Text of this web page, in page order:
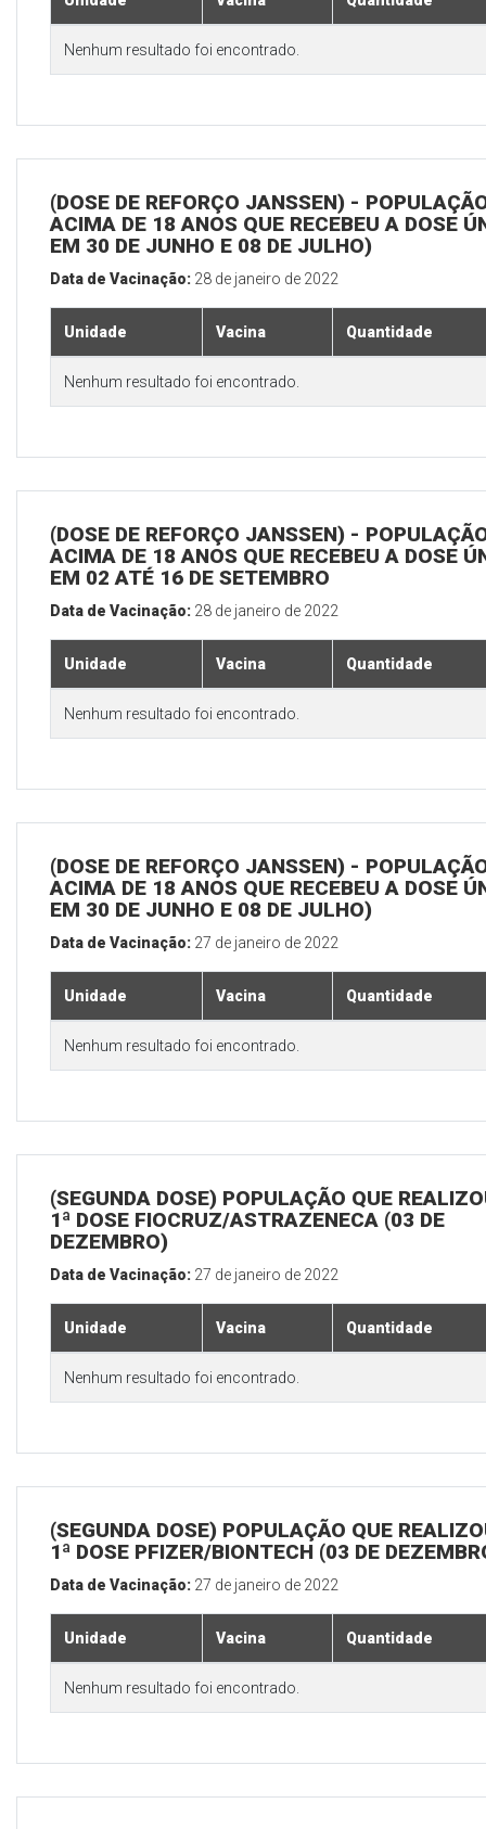
Nenhum resultado foi encontrado.
(DOSE DE REFORÇO JANSSEN) -
ACIMA DE 18 ANOS QUE RECEBEU A DOSE
EM 30 DE JUNHO E 08 DE JULHO)
Data de Vacinação: 28 de janeiro de 2022
Unidade Vacina Quantidade
Nenhum resultado foi encontrado.
(DOSE DE REFORÇO JANSSEN) -
ACIMA DE 18 ANOS QUE RECEBEU A DOSE
EM 02 ATÉ 16 DE SETEMBRO
Data de Vacinação: 28 de janeiro de 2022
Unidade Vacina Quantidade
Nenhum resultado foi encontrado.
(DOSE DE REFORÇO JANSSEN) -
ACIMA DE 18 ANOS QUE RECEBEU A DOSE
EM 30 DE JUNHO E 08 DE JULHO)
Data de Vacinação: 27 de janeiro de 2022
Unidade Vacina Quantidade
Nenhum resultado foi encontrado.
(SEGUNDA DOSE) POPULAÇÃO QUE
1ª DOSE FIOCRUZ/ASTRAZENECA (03 DE
DEZEMBRO)
Data de Vacinação: 27 de janeiro de 2022
Unidade Vacina Quantidade
Nenhum resultado foi encontrado.
(SEGUNDA DOSE) POPULAÇÃO QUE
1ª DOSE PFIZER/BIONTECH (03 DE
Data de Vacinação: 27 de janeiro de 2022
Unidade Vacina Quantidade
Nenhum resultado foi encontrado.